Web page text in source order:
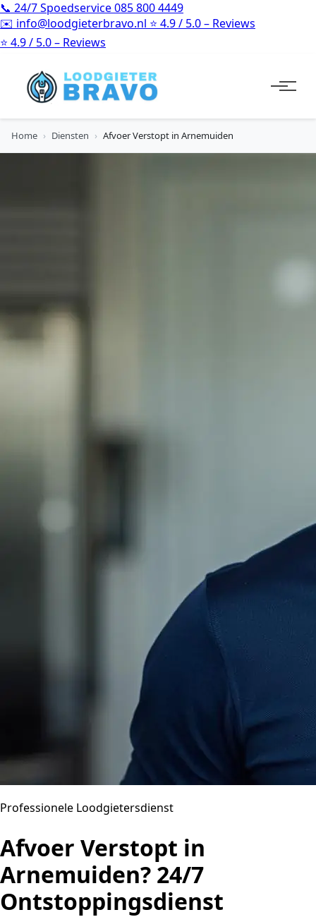
📞 24/7 Spoedservice085 800 4449
✉️ info@loodgieterbravo.nl ⭐ 4.9 / 5.0 – Reviews
⭐ 4.9 / 5.0 – Reviews
Home › Diensten › Afvoer Verstopt in Arnemuiden
Professionele Loodgietersdienst
Afvoer Verstopt in
Arnemuiden? 24/7
Ontstoppingsdienst